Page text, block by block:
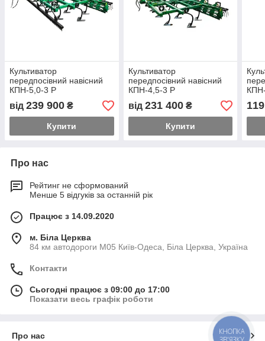
Культиватор
передпосівний навісний
КПН-5,0-3 Р
від 239 900 ₴
Купити
Культиватор
передпосівний навісний
КПН-4,5-3 Р
від 231 400₴
Купити
Про нас
Рейтинг не сформований
Менше 5 відгуків за останній рік
Працює з 14.09.2020
м. Біла Церква
84 км автодороги М05 Київ-Одеса, Біла Церква, Україна
Контакти
Сьогодні працює з 09:00 до 17:00
Показати весь графік роботи
Про нас
КНОПКА